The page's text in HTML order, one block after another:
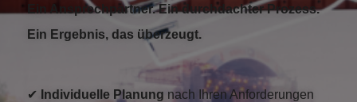
Ein Ansprechpartner. Ein durchdachter Prozess.
Ein Ergebnis, das überzeugt.
✔ Individuelle Planung nach Ihren Anforderungen